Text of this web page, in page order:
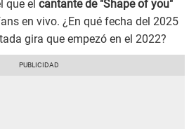
que el cantante de "Shape of you"
en vivo. ¿En qué fecha del 2025
gira que empezó en el 2022?